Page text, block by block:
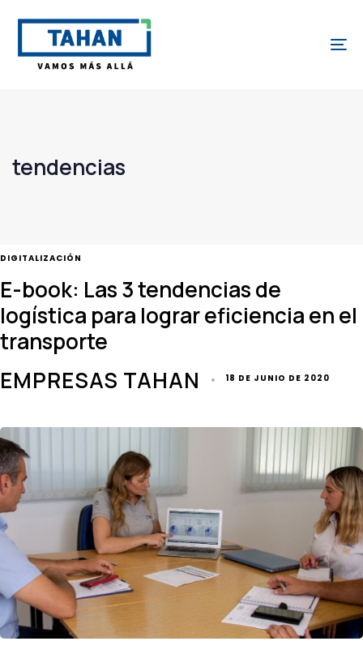
content
tendencias
TAGS
DIGITALIZACIÓN
E-book: Las 3 tendencias de
logística para lograr eficiencia en el
transporte
EMPRESAS TAHAN
18 DE JUNIO DE 2020